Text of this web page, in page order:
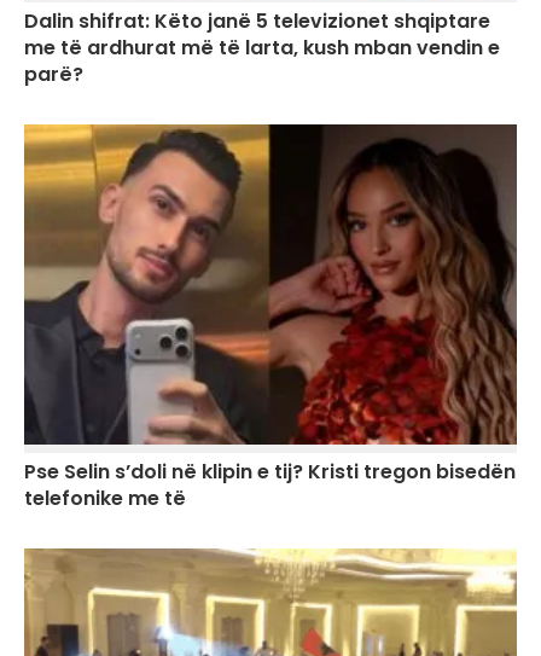
Dalin shifrat: Këto janë 5 televizionet shqiptare
me të ardhurat më të larta, kush mban vendin e
parë?
Pse Selin s’doli në klipin e tij? Kristi tregon bisedën
telefonike me të